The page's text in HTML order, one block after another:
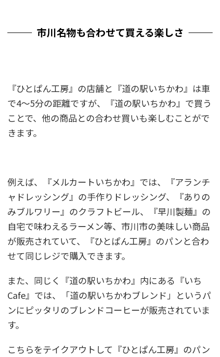
市川名物も合わせて買える楽しさ
『ひとぱん工房』の店舗と『道の駅いちかわ』は車
で4～5分の距離ですが、
『道の駅いちかわ』で買う
ことで、他の商品との合わせ買いも楽しむことがで
きます。
例えば、『メルカートいちかわ』では、『アランチ
ャドレッシング』の手作りドレッシング、『ありの
みブルワリー』のクラフトビール、『早川製麺』の
自宅で味わえるラーメン等、市川市の美味しい商品
が販売されていて、『ひとぱん工房』のパンと合わ
せて同じレジで購入できます。
また、同じく『道の駅いちかわ』内にある『いち
Cafe』では、「道の駅いちかわブレンド」というパ
ンにピッタリのブレンドコーヒーが販売されていま
す。
こちらをテイクアウトして『ひとぱん工房』のパン